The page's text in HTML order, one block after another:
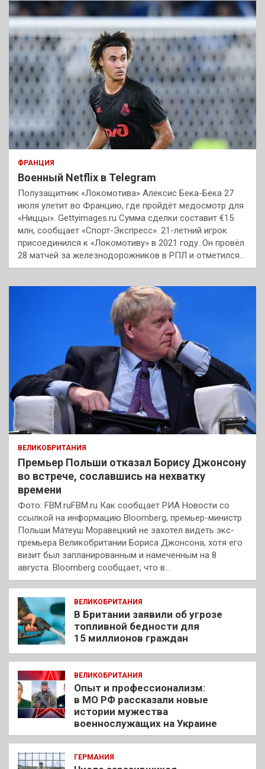
ФРАНЦИЯ
Военный Netflix в Telegram
Полузащитник «Локомотива» Алексис Бека-Бека 27
июля улетит во Францию, где пройдёт медосмотр для
«Ниццы». Gettyimages.ru Сумма сделки составит €15
млн, сообщает «Спорт-Экспресс». 21-летний игрок
присоединился к «Локомотиву» в 2021 году. Он провёл
28 матчей за железнодорожников в РПЛ и отметился…
ВЕЛИКОБРИТАНИЯ
Премьер Польши отказал Борису Джонсону
во встрече, сославшись на нехватку
времени
Фото: FBM.ruFBM.ru Как сообщает РИА Новости со
ссылкой на информацию Bloomberg, премьер-министр
Польши Матеуш Моравецкий не захотел видеть экс-
премьера Великобритании Бориса Джонсона, хотя его
визит был запланированным и намеченным на 8
августа. Bloomberg сообщает, что в…
ВЕЛИКОБРИТАНИЯ
В Британии заявили об угрозе
топливной бедности для
15 миллионов граждан
ВЕЛИКОБРИТАНИЯ
Опыт и профессионализм:
в МО РФ рассказали новые
истории мужества
военнослужащих на Украине
ГЕРМАНИЯ